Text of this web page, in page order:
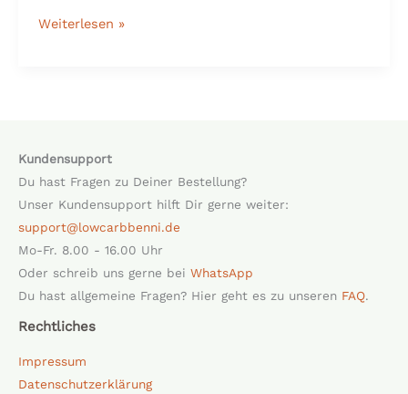
Weiterlesen »
Kundensupport
Du hast Fragen zu Deiner Bestellung?
Unser Kundensupport hilft Dir gerne weiter:
support@lowcarbbenni.de
Mo-Fr. 8.00 - 16.00 Uhr
Oder schreib uns gerne bei WhatsApp
Du hast allgemeine Fragen? Hier geht es zu unseren FAQ.
Rechtliches
Impressum
Datenschutzerklärung